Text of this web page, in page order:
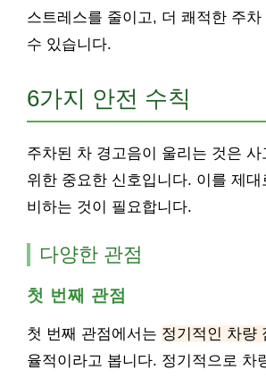
스트레스를 줄이고, 더 쾌적한 주
수 있습니다.
6가지 안전 수칙
주차된 차 경고음이 울리는 것은 사
위한 중요한 신호입니다. 이를 제대
비하는 것이 필요합니다.
다양한 관점
첫 번째 관점
첫 번째 관점에서는 정기적인 차량
율적이라고 봅니다. 정기적으로 차